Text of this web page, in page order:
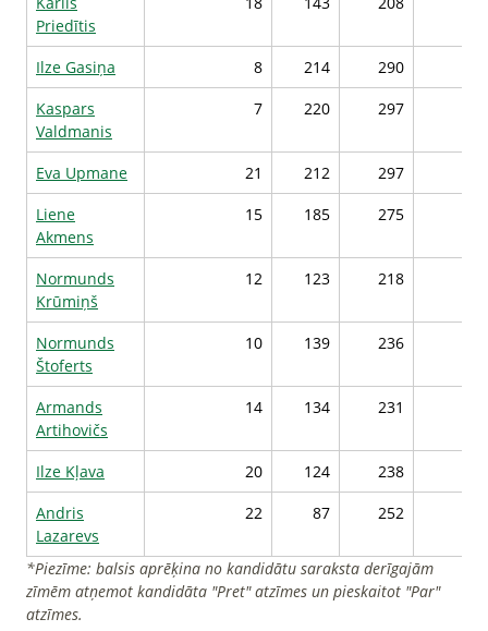
Priedītis
Ilze Gasiņa 8 214 290
Kaspars
Valdmanis
7 220 297
Eva Upmane 21 212 297
Liene
Akmens
15 185 275
Normunds
Krūmiņš
12 123 218
Normunds
Štoferts
10 139 236
Armands
Artihovičs
14 134 231
Ilze Kļava 20 124 238
Andris
Lazarevs
22 87 252
*Piezīme: balsis aprēķina no kandidātu saraksta derīgajām
zīmēm atņemot kandidāta "Pret" atzīmes un pieskaitot "Par"
atzīmes.